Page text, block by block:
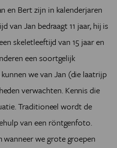
en Bert zijn in kalenderjaren
van Jan bedraagt 11 jaar, hij is
skeletleeftijd van 15 jaar en
een soortgelijk
we van Jan (die laatrijp
verwachten. Kennis die
Traditioneel wordt de
van een röntgenfoto.
we grote groepen